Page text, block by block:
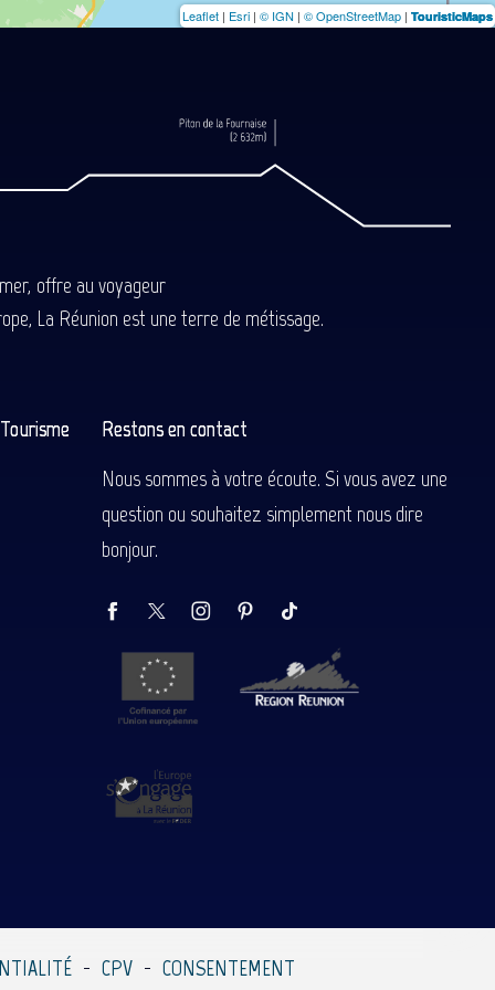
Leaflet | Esri | © IGN | © OpenStreetMap | TouristicMaps
offre au voyageur
La Réunion est une terre de métissage.
Restons en contact
Nous sommes à votre écoute. Si vous avez une
question ou souhaitez simplement nous dire
bonjour.
CPV CONSENTEMENT